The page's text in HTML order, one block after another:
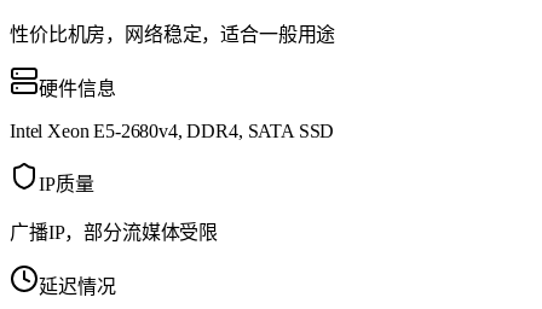
性价比机房，网络稳定，适合一般用途
硬件信息
Intel Xeon E5-2680v4, DDR4, SATA SSD
IP质量
广播IP，部分流媒体受限
延迟情况